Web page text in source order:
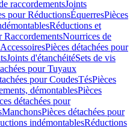
raccordementsJoints
pour RéductionsÉquerresPièces
Réductions et
RaccordementsNourrices de
AccessoiresPièces détachées pour
Joints d'étanchéitéSets de vis
pour Tuyaux
pour CoudesTésPièces
démontablesPièces
détachées pour
ManchonsPièces détachées pour
indémontablesRéductions